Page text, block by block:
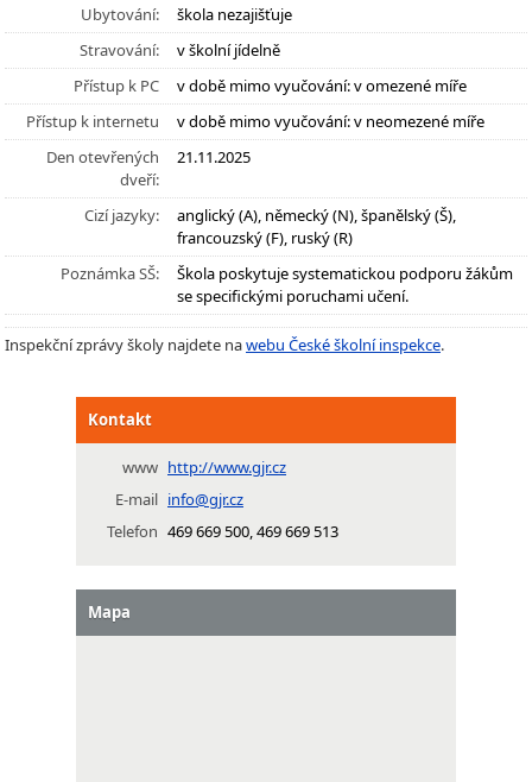
Ubytování:
škola nezajišťuje
Stravování:
v školní jídelně
Přístup k PC
v době mimo vyučování: v omezené míře
Přístup k internetu
v době mimo vyučování: v neomezené míře
Den otevřených
dveří:
21.11.2025
Cizí jazyky:
anglický (A), německý (N), španělský (Š),
francouzský (F), ruský (R)
Poznámka SŠ:
Škola poskytuje systematickou podporu žákům
se specifickými poruchami učení.
Inspekční zprávy školy najdete nawebu České školní inspekce.
Kontakt
www http://www.gjr.cz
E-mail info@gjr.cz
Telefon 469 669 500, 469 669 513
Mapa